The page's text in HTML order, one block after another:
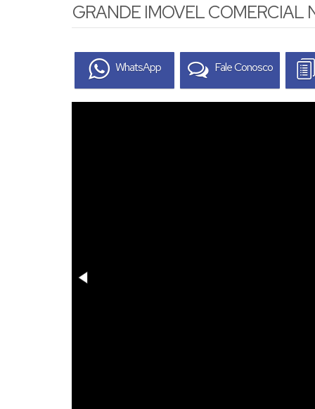
GRANDE IMOVEL COMERCIAL
WhatsApp Fale Conosco